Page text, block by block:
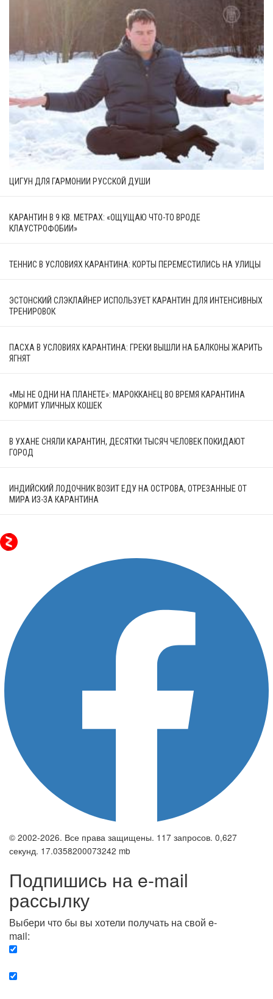
ЦИГУН ДЛЯ ГАРМОНИИ РУССКОЙ ДУШИ
КАРАНТИН В 9 КВ. МЕТРАХ: «ОЩУЩАЮ ЧТО-ТО ВРОДЕ
КЛАУСТРОФОБИИ»
ТЕННИС В УСЛОВИЯХ КАРАНТИНА: КОРТЫ ПЕРЕМЕСТИЛИСЬ НА УЛИЦЫ
ЭСТОНСКИЙ СЛЭКЛАЙНЕР ИСПОЛЬЗУЕТ КАРАНТИН ДЛЯ ИНТЕНСИВНЫХ
ТРЕНИРОВОК
ПАСХА В УСЛОВИЯХ КАРАНТИНА: ГРЕКИ ВЫШЛИ НА БАЛКОНЫ ЖАРИТЬ
ЯГНЯТ
«МЫ НЕ ОДНИ НА ПЛАНЕТЕ»: МАРОККАНЕЦ ВО ВРЕМЯ КАРАНТИНА
КОРМИТ УЛИЧНЫХ КОШЕК
В УХАНЕ СНЯЛИ КАРАНТИН, ДЕСЯТКИ ТЫСЯЧ ЧЕЛОВЕК ПОКИДАЮТ
ГОРОД
ИНДИЙСКИЙ ЛОДОЧНИК ВОЗИТ ЕДУ НА ОСТРОВА, ОТРЕЗАННЫЕ ОТ
МИРА ИЗ-ЗА КАРАНТИНА
© 2002-2026. Все права защищены. 117 запросов. 0,627
секунд. 17.0358200073242 mb
Подпишись на e-mail
рассылку
Выбери что бы вы хотели получать на свой e-
mail: